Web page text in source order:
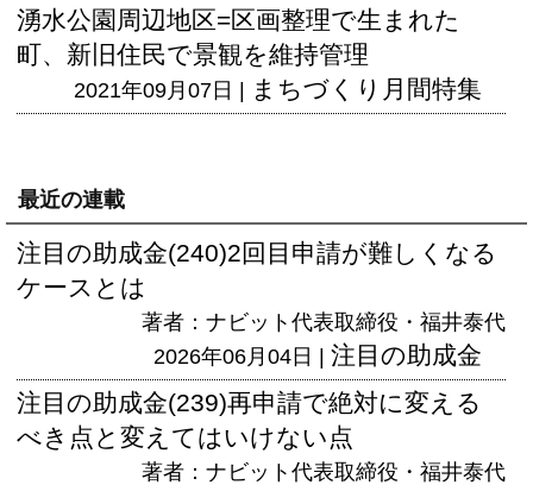
湧水公園周辺地区=区画整理で生まれた
町、新旧住民で景観を維持管理
2021年09月07日 | まちづくり月間特集
最近の連載
注目の助成金(240)2回目申請が難しくなる
ケースとは
著者：ナビット代表取締役・福井泰代
2026年06月04日 | 注目の助成金
注目の助成金(239)再申請で絶対に変える
べき点と変えてはいけない点
著者：ナビット代表取締役・福井泰代